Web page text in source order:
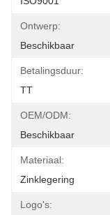
Ontwerp:
Beschikbaar
Betalingsduur:
TT
OEM/ODM:
Beschikbaar
Materiaal:
Zinklegering
Logo's: